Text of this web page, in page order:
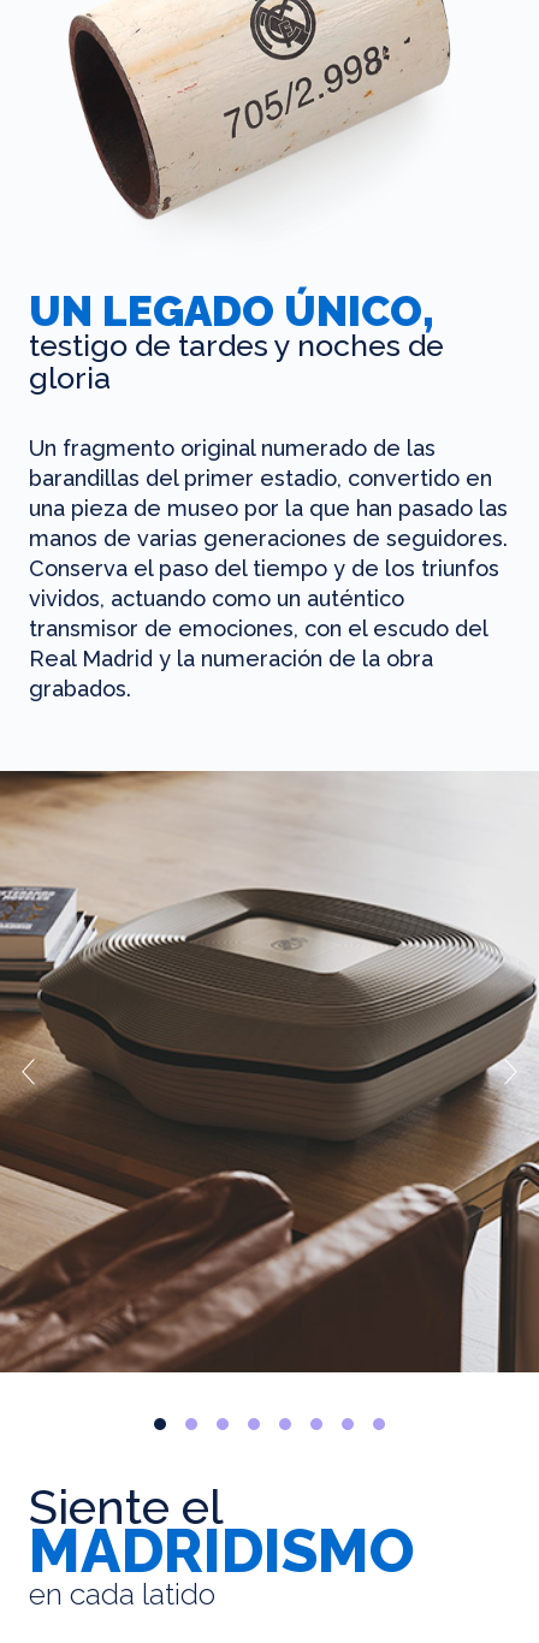
UN LEGADO ÚNICO,
testigo de tardes y noches de
gloria
Un fragmento original numerado de las
barandillas del primer estadio, convertido en
una pieza de museo por la que han pasado las
manos de varias generaciones de seguidores.
Conserva el paso del tiempo y de los triunfos
vividos, actuando como un auténtico
transmisor de emociones, con el escudo del
Real Madrid y la numeración de la obra
grabados.
Siente el
MADRIDISMO
en cada latido